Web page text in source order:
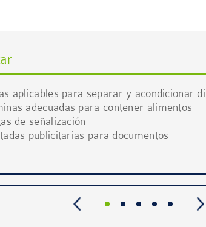
aplicables para separar y acondicionar
adecuadas para contener alimentos
de señalización
publicitarias para documentos